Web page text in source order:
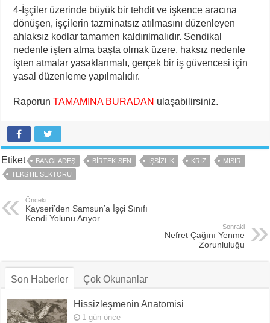
4-İşçiler üzerinde büyük bir tehdit ve işkence aracına
dönüşen, işçilerin tazminatsız atılmasını düzenleyen
ahlaksız kodlar tamamen kaldırılmalıdır. Sendikal
nedenle işten atma başta olmak üzere, haksız nedenle
işten atmalar yasaklanmalı, gerçek bir iş güvencesi için
yasal düzenleme yapılmalıdır.
RaporunTAMAMINA BURADAN ulaşabilirsiniz.
Etiket BANGLADEŞ BİRTEK-SEN IŞSIZLIK KRIZ
MISIR
TEKSTIL SEKTÖRÜ
Önceki
Kayseri’den Samsun’a İşçi Sınıfı
Kendi Yolunu Arıyor
Sonraki
Nefret Çağını Yenme
Zorunluluğu
Son Haberler Çok Okunanlar
Hissizleşmenin Anatomisi
1 gün önce